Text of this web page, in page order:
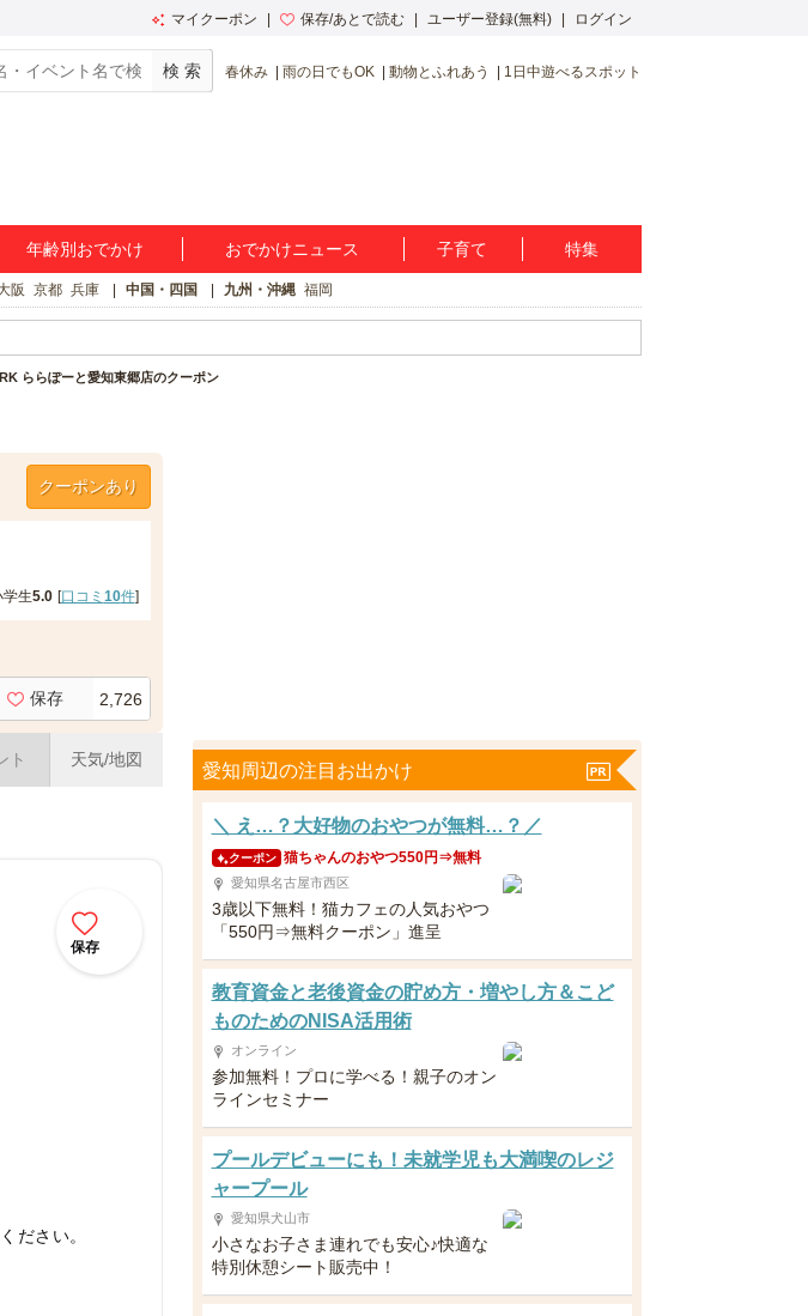
マイクーポン 保存/あとで読む ユーザー登録(無料) ログイン
春休み 雨の日でもOK 動物とふれあう 1日中遊べるスポット
年齢別おでかけ おでかけニュース 子育て 特集
阪 京都 兵庫 中国・四国 九州・沖縄 福岡
ららぽーと愛知東郷店のクーポン
クーポンあり
学生5.0 [口コミ 10件]
保存 2,726
ト 天気/地図
保存
ださい。
愛知周辺の注目お出かけ
＼ え…？大好物のおやつが無料…？／
クーポン 猫ちゃんのおやつ550円⇒無料
愛知県名古屋市西区
3歳以下無料！猫カフェの人気おやつ
「550円⇒無料クーポン」進呈
教育資金と老後資金の貯め方・増やし方＆こど
ものためのNISA活用術
オンライン
参加無料！プロに学べる！親子のオン
ラインセミナー
プールデビューにも！未就学児も大満喫のレジ
ャープール
愛知県犬山市
小さなお子さま連れでも安心♪快適な
特別休憩シート販売中！